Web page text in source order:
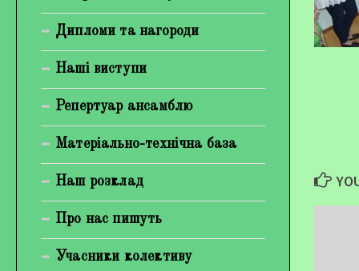
Відеогалерея
Фотогалерея
Дипломи та нагороди
Наші виступи
Репертуар ансамблю
Матеріально-технічна база
Наш розклад
Про нас пишуть
Учасники колективу